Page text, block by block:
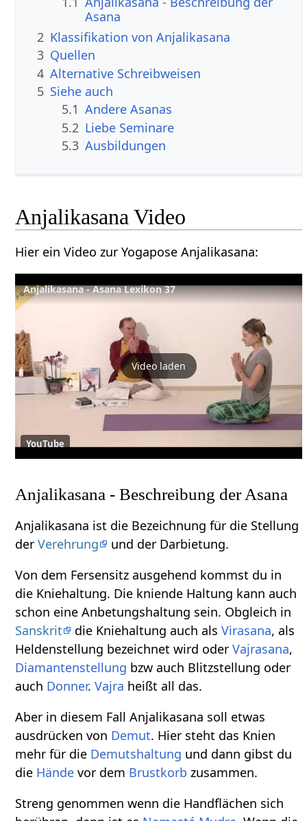
Asana
2 Klassifikation von Anjalikasana
3 Quellen
4 Alternative Schreibweisen
5 Siehe auch
5.1 Andere Asanas
5.2 Liebe Seminare
5.3 Ausbildungen
Anjalikasana Video
Hier ein Video zur Yogapose Anjalikasana:
Anjalikasana - Asana Lexikon 37
Video laden
YouTube
Anjalikasana - Beschreibung der Asana
Anjalikasana ist die Bezeichnung für die Stellung
derVerehrung
und der Darbietung.
Von dem Fersensitz ausgehend kommst du in
die Kniehaltung. Die kniende Haltung kann auch
schon eine Anbetungshaltung sein. Obgleich in
Sanskrit
die Kniehaltung auch alsVirasana, als
Heldenstellung bezeichnet wird oderVajrasana,
Diamantenstellung bzw auch Blitzstellung oder
auch Donner.Vajra heißt all das.
Aber in diesem Fall Anjalikasana soll etwas
ausdrücken von Demut. Hier steht das Knien
mehr für die Demutshaltung und dann gibst du
die Hände vor dem Brustkorb zusammen.
Streng genommen wenn die Handflächen sich